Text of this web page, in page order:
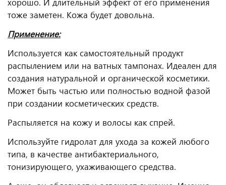
тоже заметен. Кожа будет довольна.
Применение:
Используется как самостоятельный продукт
распылением или на ватных тампонах. Идеален для
создания натуральной и органической косметики.
Может быть частью или полностью водной фазой
при создании косметических средств.
Распыляется на кожу и волосы как спрей.
Используйте гидролат для ухода за кожей любого
типа, в качестве антибактериального,
тонизирующего, ухаживающего средства.